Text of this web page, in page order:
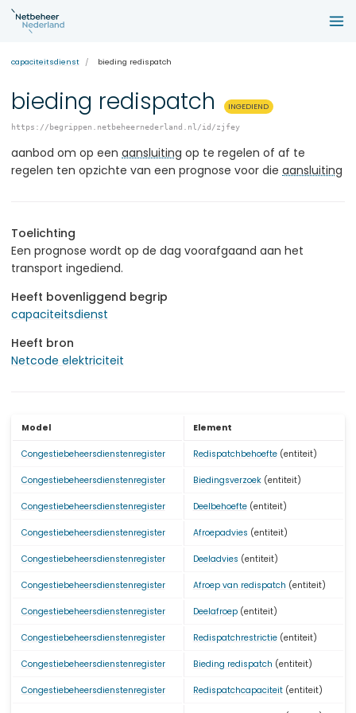
capaciteitsdienst bieding redispatch
bieding redispatch INGEDIEND
https://begrippen.netbeheernederland.nl/id/zjfey
aanbod om op een aansluiting op te regelen of af te
regelen ten opzichte van een prognose voor die aansluiting
Toelichting
Een prognose wordt op de dag voorafgaand aan het
transport ingediend.
Heeft bovenliggend begrip
capaciteitsdienst
Heeft bron
Netcode elektriciteit
Model Element
Congestiebeheersdienstenregister Redispatchbehoefte(entiteit)
Congestiebeheersdienstenregister Biedingsverzoek(entiteit)
Congestiebeheersdienstenregister Deelbehoefte(entiteit)
Congestiebeheersdienstenregister Afroepadvies (entiteit)
Congestiebeheersdienstenregister Deeladvies (entiteit)
Congestiebeheersdienstenregister Afroep van redispatch (entiteit)
Congestiebeheersdienstenregister Deelafroep(entiteit)
Congestiebeheersdienstenregister Redispatchrestrictie(entiteit)
Congestiebeheersdienstenregister Bieding redispatch (entiteit)
Congestiebeheersdienstenregister Redispatchcapaciteit(entiteit)